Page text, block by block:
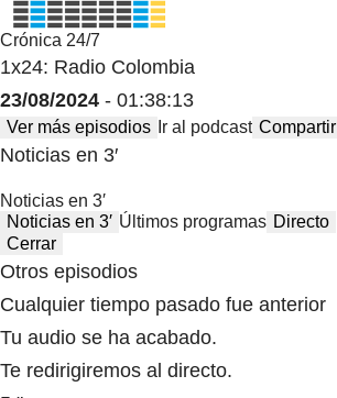
Crónica 24/7
1x24: Radio Colombia
23/08/2024 - 01:38:13
Ver más episodios Ir al podcast Compartir
Noticias en 3′
Noticias en 3′
Noticias en 3′ Últimos programas Directo
Cerrar
Otros episodios
Cualquier tiempo pasado fue anterior
Tu audio se ha acabado.
Te redirigiremos al directo.